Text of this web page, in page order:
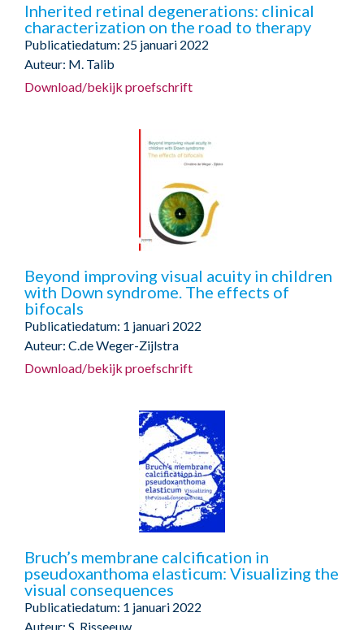
Inherited retinal degenerations: clinical
characterization on the road to therapy
Publicatiedatum: 25 januari 2022
Auteur: M. Talib
Download/bekijk proefschrift
Beyond improving visual acuity in children
with Down syndrome. The effects of
bifocals
Publicatiedatum: 1 januari 2022
Auteur: C.de Weger-Zijlstra
Download/bekijk proefschrift
Bruch’s membrane calcification in
pseudoxanthoma elasticum: Visualizing the
visual consequences
Publicatiedatum: 1 januari 2022
Auteur: S. Risseeuw